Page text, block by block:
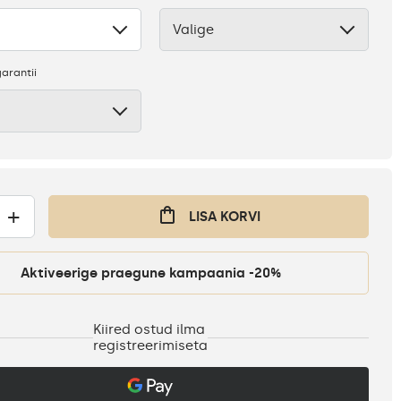
Puudub
Valige
+ LISA KORVI
Aktiveerige praegune kampaania -20%
Kiired ostud ilma
registreerimiseta